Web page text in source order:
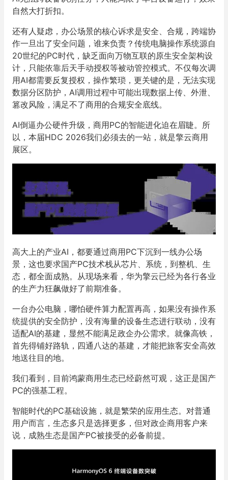
自然大打折扣。
还有人疑虑，办公场景的核心诉求是安全、合规，跨端协
作一旦出了安全问题，谁来负责？传统电脑操作系统源自
20世纪的PC时代，缺乏面向万物互联的原生安全架构设
计，只能依靠后天手动授权等被动管控模式。不仅每次调
用AI都需要反复授权，操作繁琐，更关键的是，无法实现
数据分区防护，AI调用过程中可能出现数据上传、外泄、
篡改风险，满足不了商用的合规安全底线。
AI倒逼办公硬件升级，商用PC的智能进化迫在眉睫。所
以，本届HDC 2026我们必须去的一站，就是擎云商用
展区。
高大上的产业AI，都要通过商用PC下沉到一线办公场
景，这也要求国产PC技术栈从芯片、系统，到整机、生
态，都全面成熟。从现场来看，华为擎云已经为各行各业
的生产力狂飙做好了前期准备。
一台办公电脑，哪怕硬件算力配置再高，如果没有操作系
统提供的安全防护，没有海量的设备生态进行联动，没有
适配AI的基建，显然不能满足政企办公需求。就像高铁，
首先得铺好路轨，四通八达的基建，才能把旅客安全高效
地送往目的地。
我们看到，目前鸿蒙商用生态已经蔚然可观，这正是国产
PC的强基工程。
智能时代的PC基础设施，就是繁荣的应用生态。对普通
用户而言，生态多只是选择更多，但对政企商用客户来
说，成熟生态是国产PC被接受的必备前提。